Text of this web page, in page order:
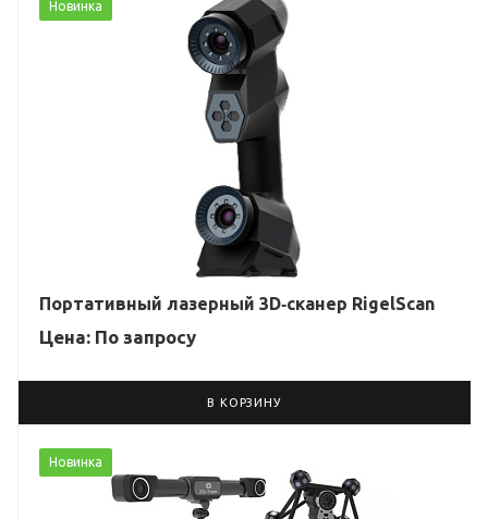
Новинка
Портативный лазерный 3D‑сканер RigelScan
Цена: По запросу
В КОРЗИНУ
Новинка